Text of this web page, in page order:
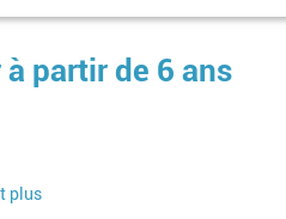
partir de 6 ans
l'âge de
plus